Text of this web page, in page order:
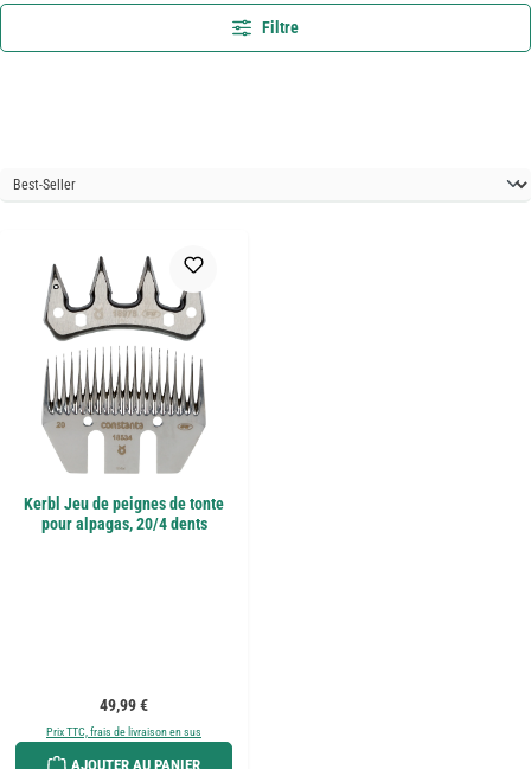
Filtre
Kerbl Jeu de peignes de tonte
pour alpagas, 20/4 dents
Prix régulier :
49,99 €
Prix TTC, frais de livraison en sus
AJOUTER AU PANIER